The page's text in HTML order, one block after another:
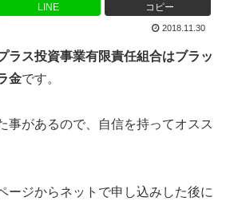
LINE コピー
2018.11.30
ラス投資事業有限責任組合はブラッ
金です。
事があるので、自信を持ってオスス
ージからネットで申し込みした後に